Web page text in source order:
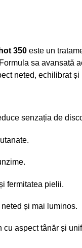
350este un
sa avansată
neted, echilibrat și
senzația de
fermitatea pielii.
și mai luminos.
aspect tânăr și